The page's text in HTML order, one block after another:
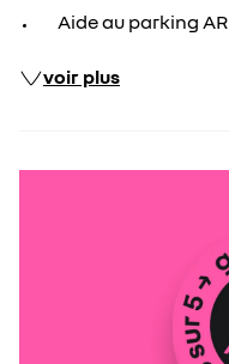
Aide au parking AR
voir plus